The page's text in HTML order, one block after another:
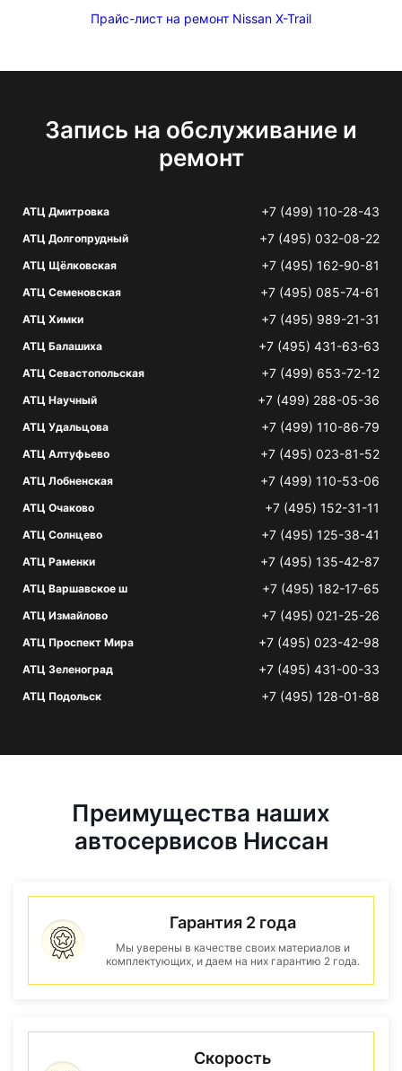
Прайс-лист на ремонт Nissan X-Trail
Запись на обслуживание и
ремонт
АТЦ Дмитровка +7 (499) 110-28-43
АТЦ Долгопрудный +7 (495) 032-08-22
АТЦ Щёлковская +7 (495) 162-90-81
АТЦ Семеновская +7 (495) 085-74-61
АТЦ Химки +7 (495) 989-21-31
АТЦ Балашиха +7 (495) 431-63-63
АТЦ Севастопольская +7 (499) 653-72-12
АТЦ Научный +7 (499) 288-05-36
АТЦ Удальцова +7 (499) 110-86-79
АТЦ Алтуфьево +7 (495) 023-81-52
АТЦ Лобненская +7 (499) 110-53-06
АТЦ Очаково +7 (495) 152-31-11
АТЦ Солнцево +7 (495) 125-38-41
АТЦ Раменки +7 (495) 135-42-87
АТЦ Варшавское ш +7 (495) 182-17-65
АТЦ Измайлово +7 (495) 021-25-26
АТЦ Проспект Мира +7 (495) 023-42-98
АТЦ Зеленоград +7 (495) 431-00-33
АТЦ Подольск +7 (495) 128-01-88
Преимущества наших
автосервисов Ниссан
Гарантия 2 года
Мы уверены в качестве своих материалов и
комплектующих, и даем на них гарантию 2 года.
Скорость